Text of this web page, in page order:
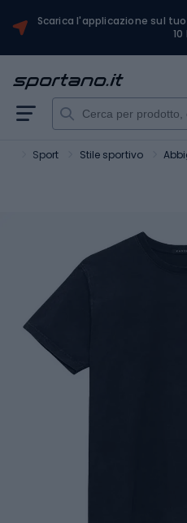
Scarica l'applicazione sul
10
Sport Stile sportivo